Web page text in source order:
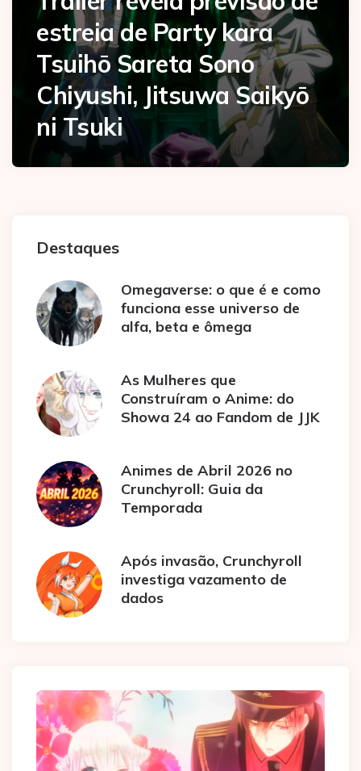
estreia de Party kara
Tsuihō Sareta Sono
Chiyushi, Jitsuwa Saikyō
ni Tsuki
Destaques
Omegaverse: o que é e como
funciona esse universo de
alfa, beta e ômega
As Mulheres que
Construíram o Anime: do
Showa 24 ao Fandom de JJK
Animes de Abril 2026 no
Crunchyroll: Guia da
Temporada
Após invasão, Crunchyroll
investiga vazamento de
dados